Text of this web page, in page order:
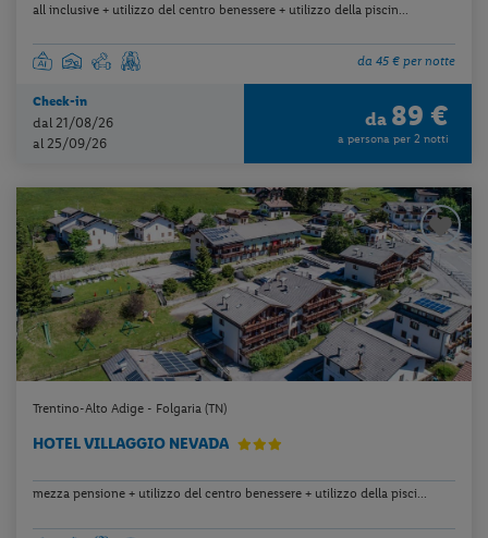
all inclusive + utilizzo del centro benessere + utilizzo della piscin...
da 45 € per notte
Check-in
dal 21/08/26
al 25/09/26
da 89 €
a persona per 2 notti
Trentino-Alto Adige - Folgaria (TN)
HOTEL VILLAGGIO NEVADA
mezza pensione + utilizzo del centro benessere + utilizzo della pisci...